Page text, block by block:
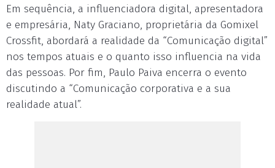
Em sequência, a influenciadora digital, apresentadora
e empresária, Naty Graciano, proprietária da Gomixel
Crossfit, abordará a realidade da “Comunicação digital”
nos tempos atuais e o quanto isso influencia na vida
das pessoas. Por fim, Paulo Paiva encerra o evento
discutindo a “Comunicação corporativa e a sua
realidade atual”.